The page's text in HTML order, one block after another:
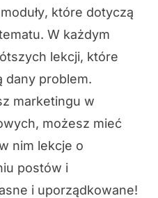
, które dotyczą
W każdym
lekcji, które
dany problem.
marketingu w
możesz mieć
nim lekcje o
postów i
i uporządkowane!